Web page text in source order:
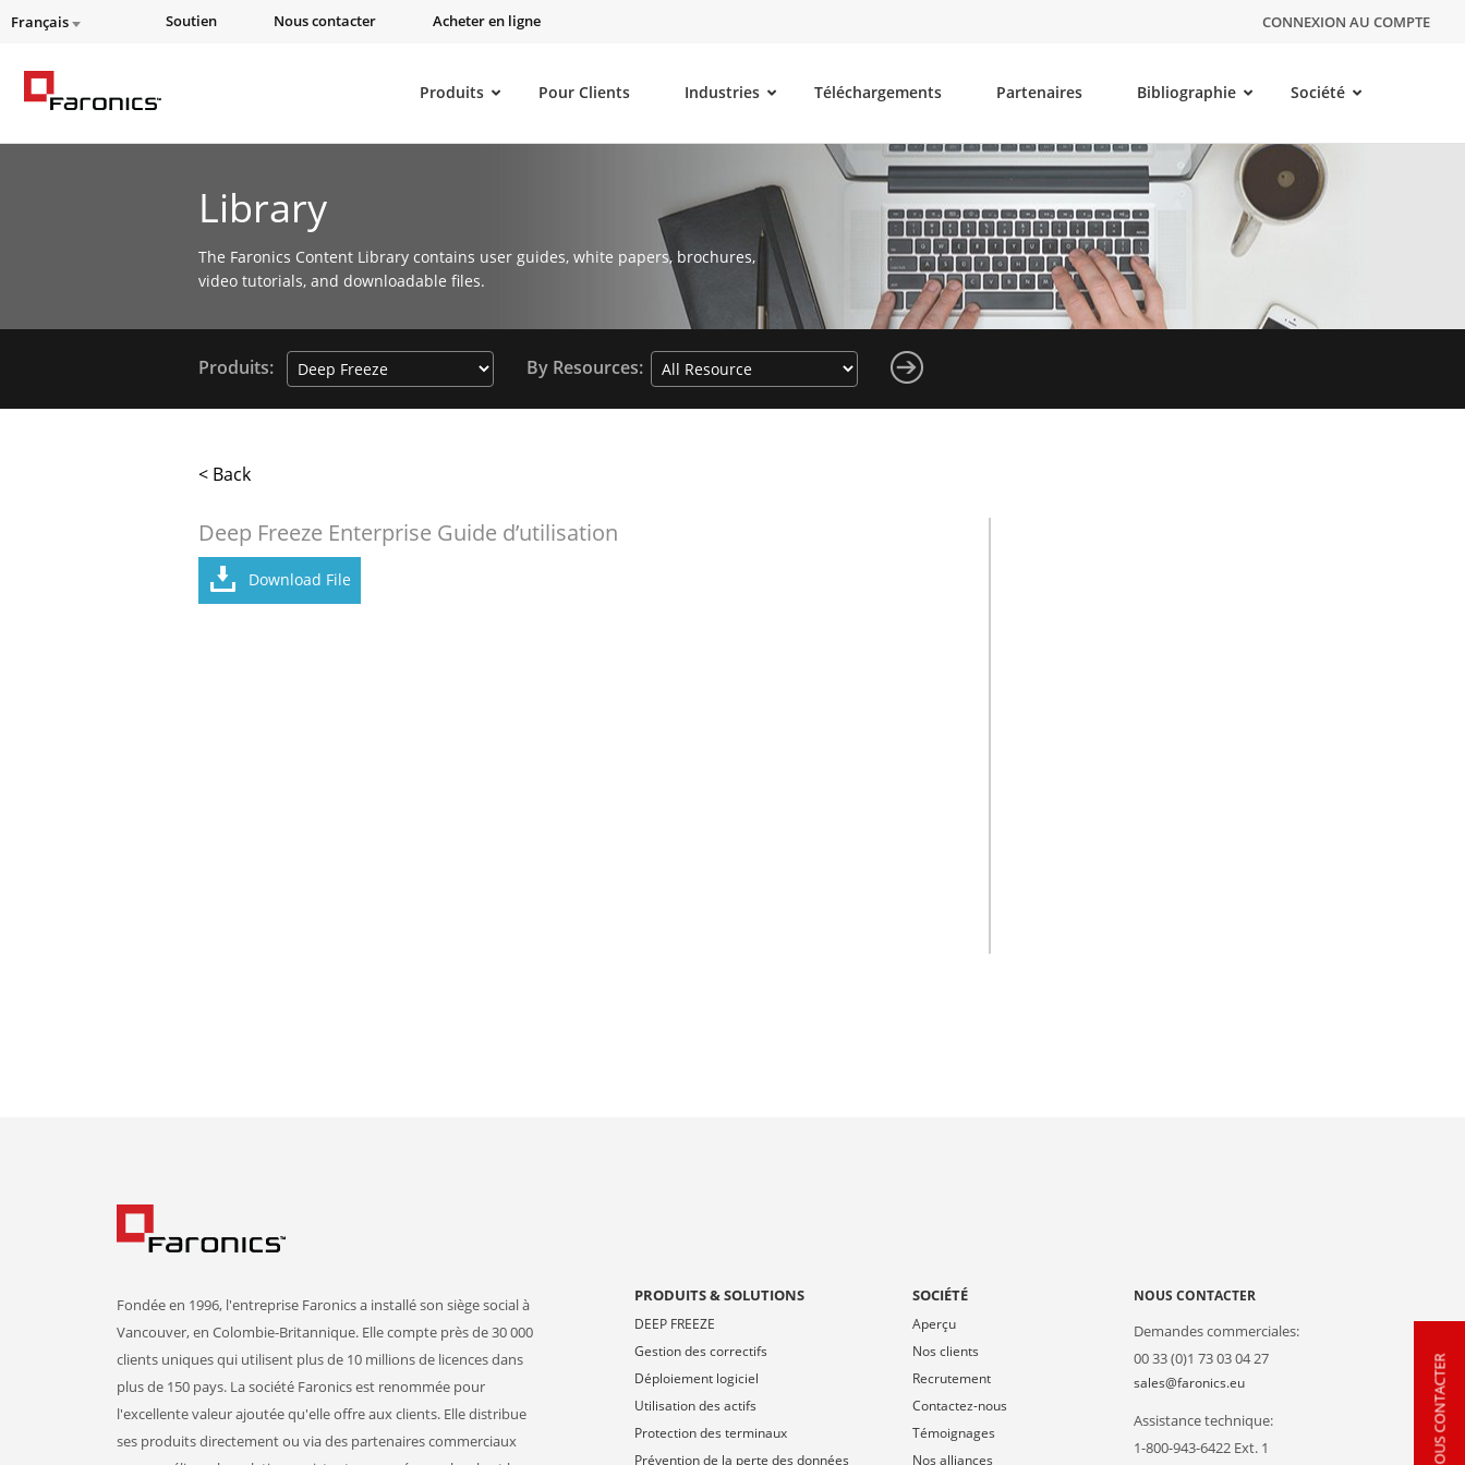
Français Soutien Nous contacter Acheter en ligne CONNEXION AU COMPTE
Produits Pour Clients Industries Téléchargements Partenaires Bibliographie Société
Library
The Faronics Content Library contains user guides, white papers, brochures,
video tutorials, and downloadable files.
Produits: By Resources:
< Back
Deep Freeze Enterprise Guide d’utilisation
Download File
Fondée en 1996, l'entreprise Faronics a installé son siège social à
Vancouver, en Colombie-Britannique. Elle compte près de 30 000
clients uniques qui utilisent plus de 10 millions de licences dans
plus de 150 pays. La société Faronics est renommée pour
l'excellente valeur ajoutée qu'elle offre aux clients. Elle distribue
ses produits directement ou via des partenaires commerciaux
PRODUITS & SOLUTIONS
DEEP FREEZE
Gestion des correctifs
Déploiement logiciel
Utilisation des actifs
Protection des terminaux
Prévention de la perte des données
SOCIÉTÉ
Aperçu
Nos clients
Recrutement
Contactez-nous
Témoignages
Nos alliances
NOUS CONTACTER
Demandes commerciales:
00 33 (0)1 73 03 04 27
sales@faronics.eu
Assistance technique:
1-800-943-6422 Ext. 1
NOUS CONTACTER